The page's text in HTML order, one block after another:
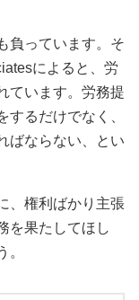
負っています。そ
によると、労
ています。労務提
るだけでなく、
ばならない、とい
、権利ばかり主張
を果たしてほし
。